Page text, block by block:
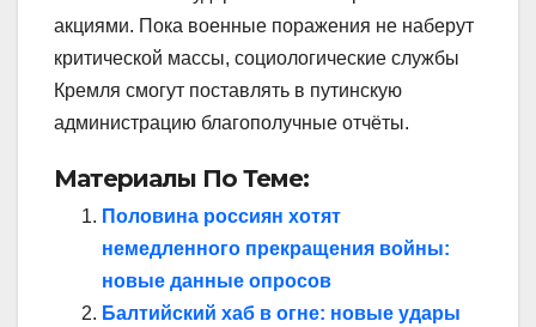
акциями. Пока военные поражения не наберут
критической массы, социологические службы
Кремля смогут поставлять в путинскую
администрацию благополучные отчёты.
Материалы По Теме:
Половина россиян хотят
немедленного прекращения войны:
новые данные опросов
Балтийский хаб в огне: новые удары